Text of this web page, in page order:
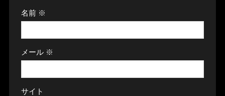
名前 ※
メール ※
サイト